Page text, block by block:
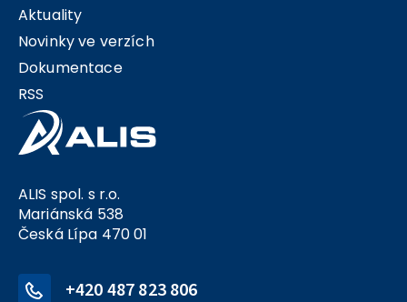
ALIS spol. s r.o.
Mariánská 538
Česká Lípa 470 01
+420 487 823 806
Aktuality
Novinky ve verzích
Dokumentace
RSS